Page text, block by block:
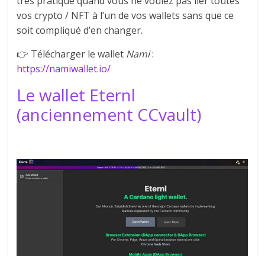
vos crypto / NFT à l’un de vos wallets sans que ce
soit compliqué d’en changer.
👉 Télécharger le wallet Nami:
https://namiwallet.io/
Le wallet Eternl
(anciennement CCvault)